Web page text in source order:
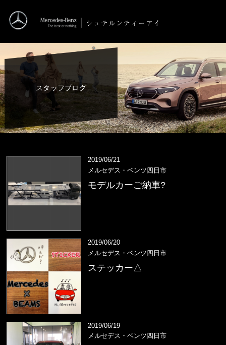
スタッフブログ
2019/06/21
メルセデス・ベンツ四日市
モデルカーご納車?
2019/06/20
メルセデス・ベンツ四日市
ステッカー△
2019/06/19
メルセデス・ベンツ四日市